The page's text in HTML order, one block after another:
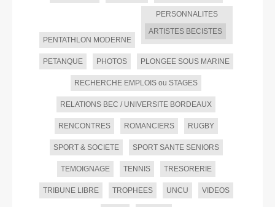
PENTATHLON MODERNE
PERSONNALITES
ARTISTES BECISTES
PETANQUE PHOTOS PLONGEE SOUS MARINE
RECHERCHE EMPLOIS ou STAGES
RELATIONS BEC / UNIVERSITE BORDEAUX
RENCONTRES ROMANCIERS RUGBY
SPORT & SOCIETE SPORT SANTE SENIORS
TEMOIGNAGE TENNIS TRESORERIE
TRIBUNE LIBRE TROPHEES UNCU VIDEOS